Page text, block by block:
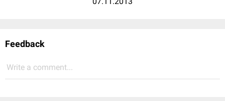
Feedback
Write a comment...